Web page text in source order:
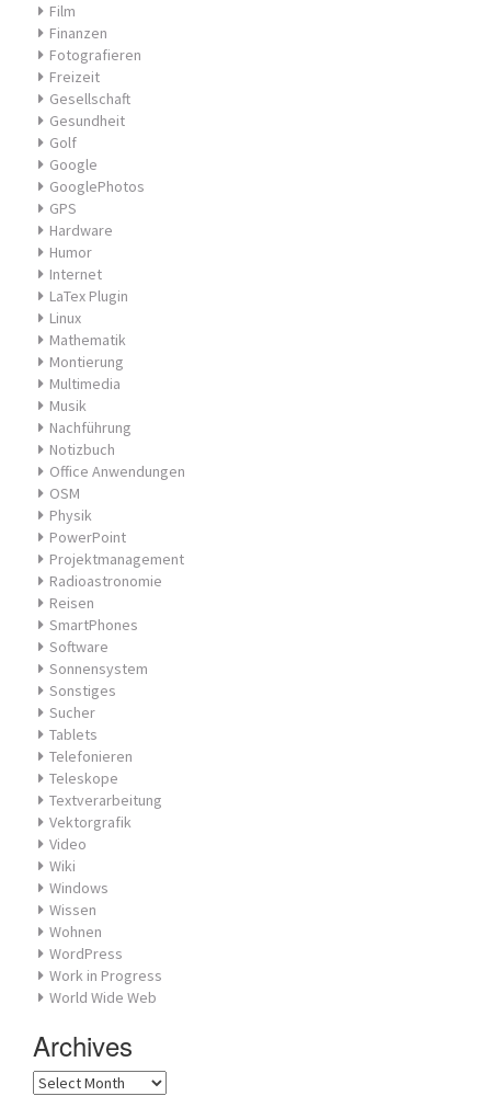
Film
Finanzen
Fotografieren
Freizeit
Gesellschaft
Gesundheit
Golf
Google
GooglePhotos
GPS
Hardware
Humor
Internet
LaTex Plugin
Linux
Mathematik
Montierung
Multimedia
Musik
Nachführung
Notizbuch
Office Anwendungen
OSM
Physik
PowerPoint
Projektmanagement
Radioastronomie
Reisen
SmartPhones
Software
Sonnensystem
Sonstiges
Sucher
Tablets
Telefonieren
Teleskope
Textverarbeitung
Vektorgrafik
Video
Wiki
Windows
Wissen
Wohnen
WordPress
Work in Progress
World Wide Web
Archives
Archives